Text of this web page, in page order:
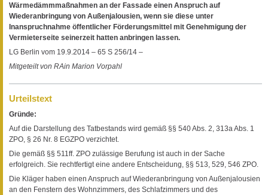
Wärmedämmmaßnahmen an der Fassade einen Anspruch auf
Wiederanbringung von Außenjalousien, wenn sie diese unter
Inanspruchnahme öffentlicher Förderungsmittel mit Genehmigung der
Vermieterseite seinerzeit hatten anbringen lassen.
LG Berlin vom 19.9.2014 – 65 S 256/14 –
Mitgeteilt von RAin Marion Vorpahl
Urteilstext
Gründe:
Auf die Darstellung des Tatbestands wird gemäß §§ 540 Abs. 2, 313a Abs. 1
ZPO, § 26 Nr. 8 EGZPO verzichtet.
Die gemäß §§ 511ff. ZPO zulässige Berufung ist auch in der Sache
erfolgreich. Sie rechtfertigt eine andere Entscheidung, §§ 513, 529, 546 ZPO.
Die Kläger haben einen Anspruch auf Wiederanbringung von Außenjalousien
an den Fenstern des Wohnzimmers, des Schlafzimmers und des